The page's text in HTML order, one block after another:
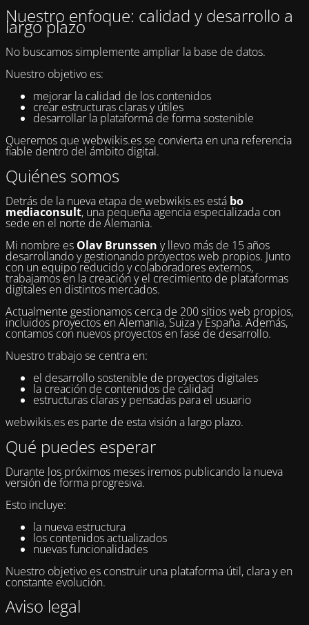
Nuestro enfoque: calidad y desarrollo a
largo plazo
No buscamos simplemente ampliar la base de datos.
Nuestro objetivo es:
mejorar la calidad de los contenidos
crear estructuras claras y útiles
desarrollar la plataforma de forma sostenible
Queremos que webwikis.es se convierta en una referencia
fiable dentro del ámbito digital.
Quiénes somos
Detrás de la nueva etapa de webwikis.es está bo
mediaconsult, una pequeña agencia especializada con
sede en el norte de Alemania.
Mi nombre es Olav Brunssen y llevo más de 15 años
desarrollando y gestionando proyectos web propios. Junto
con un equipo reducido y colaboradores externos,
trabajamos en la creación y el crecimiento de plataformas
digitales en distintos mercados.
Actualmente gestionamos cerca de 200 sitios web propios,
incluidos proyectos en Alemania, Suiza y España. Además,
contamos con nuevos proyectos en fase de desarrollo.
Nuestro trabajo se centra en:
el desarrollo sostenible de proyectos digitales
la creación de contenidos de calidad
estructuras claras y pensadas para el usuario
webwikis.es es parte de esta visión a largo plazo.
Qué puedes esperar
Durante los próximos meses iremos publicando la nueva
versión de forma progresiva.
Esto incluye:
la nueva estructura
los contenidos actualizados
nuevas funcionalidades
Nuestro objetivo es construir una plataforma útil, clara y en
constante evolución.
Aviso legal